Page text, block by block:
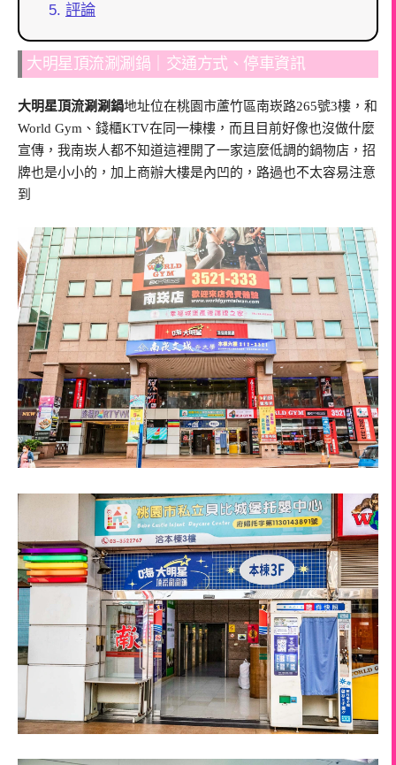
評論
大明星頂流涮涮鍋｜交通方式、停車資訊
大明星頂流涮涮鍋地址位在桃園市蘆竹區南崁路265號3樓，和
World Gym、錢櫃KTV在同一棟樓，而且目前好像也沒做什麼
宣傳，我南崁人都不知道這裡開了一家這麼低調的鍋物店，招
牌也是小小的，加上商辦大樓是內凹的，路過也不太容易注意
到